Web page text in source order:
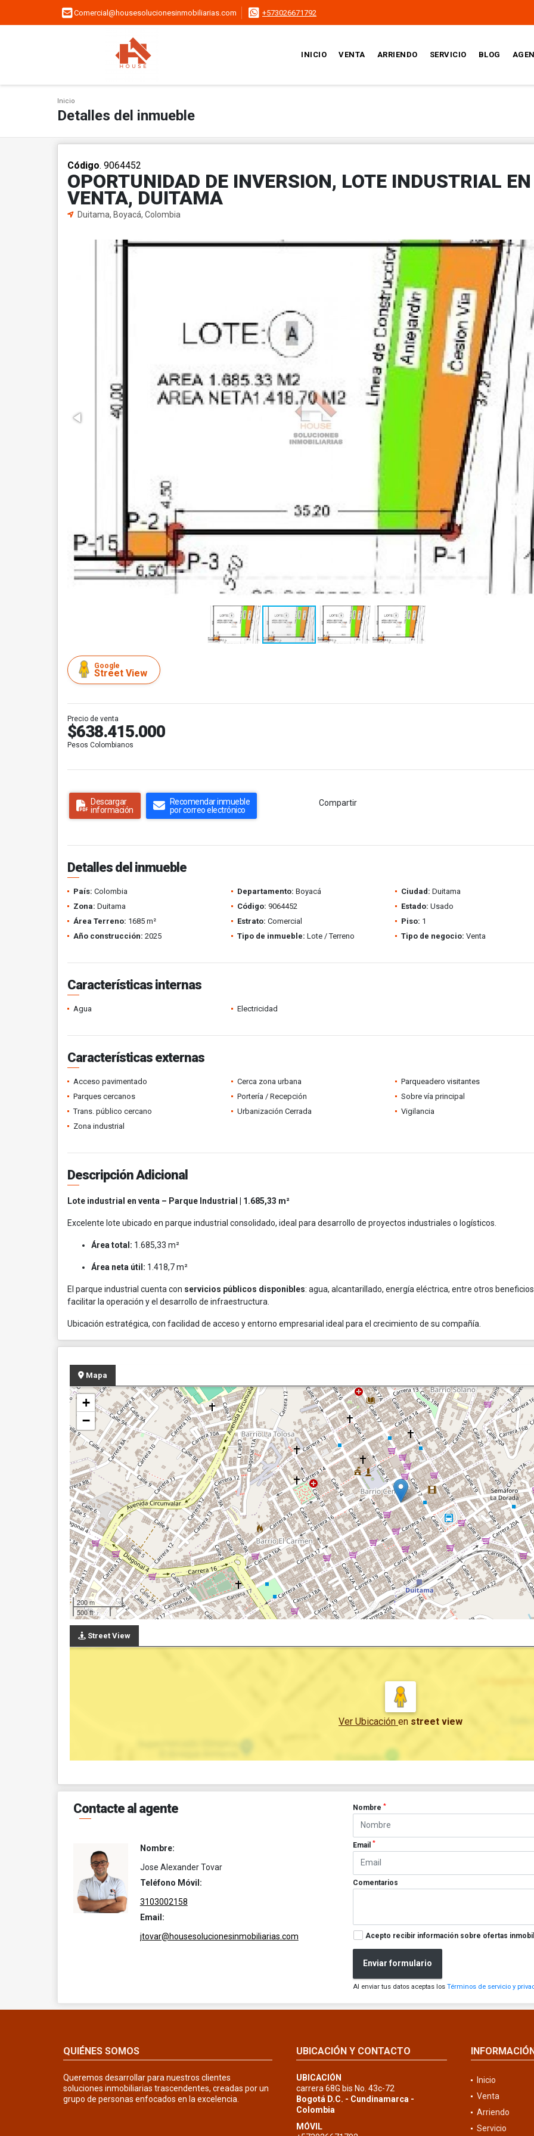
Comercial@housesolucionesinmobiliarias.com +573026671792
INICIO VENTA ARRIENDO SERVICIO BLOG
Inicio
Detalles del inmueble
Código. 9064452
OPORTUNIDAD DE INVERSION, LOTE INDUSTRIAL EN
VENTA, DUITAMA
Duitama, Boyacá, Colombia
Google
Street View
Precio de venta
$638.415.000
Pesos Colombianos
Descargar
información
Recomendar inmueble
por correo electrónico
Compartir
Detalles del inmueble
País: Colombia Departamento: Boyacá Ciudad: Duitama
Zona: Duitama Código: 9064452 Estado: Usado
Área Terreno: 1685 m² Estrato: Comercial Piso: 1
Año construcción: 2025 Tipo de inmueble: Lote / Terreno Tipo de negocio: Venta
Características internas
Agua Electricidad
Características externas
Acceso pavimentado Cerca zona urbana
Parqueadero visitantes
Parques cercanos
Portería / Recepción
Sobre vía principal
Trans. público cercano
Urbanización Cerrada
Vigilancia
Zona industrial
Descripción Adicional
Lote industrial en venta – Parque Industrial | 1.685,33 m²
Excelente lote ubicado en parque industrial consolidado, ideal para desarrollo de proyectos industriales o logísticos.
Área total: 1.685,33 m²
Área neta útil: 1.418,7 m²
El parque industrial cuenta con servicios públicos disponibles: agua, alcantarillado, energía eléctrica, entre otros
facilitar la operación y el desarrollo de infraestructura.
Ubicación estratégica, con facilidad de acceso y entorno empresarial ideal para el crecimiento de su compañía.
Mapa
+
−
200 m
500 ft
Street View
Ver Ubicación en street view
Contacte al agente
Nombre:
Jose Alexander Tovar
Teléfono Móvil:
3103002158
Email:
jtovar@housesolucionesinmobiliarias.com
Nombre*
Email*
Comentarios
Acepto recibir información sobre ofertas
Enviar formulario
Al enviar tus datos aceptas losTérminos de servicio y
QUIÉNES SOMOS
Queremos desarrollar para nuestros clientes
soluciones inmobiliarias trascendentes, creadas por un
grupo de personas enfocados en la excelencia.
UBICACIÓN Y CONTACTO
UBICACIÓN
carrera 68G bis No. 43c-72
Bogotá D.C. - Cundinamarca -
Colombia
MÓVIL
Inicio
Venta
Arriendo
Servicio